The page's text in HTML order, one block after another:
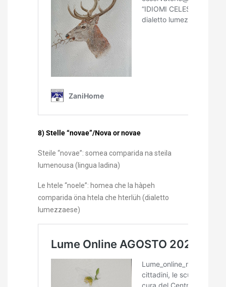
8) Stelle “novae”/Nova or novae
Steile “novae”: somea comparida na steila
lumenousa (lingua ladina)
Le htele “noele”: homea che la hàpeh
comparida öna htela che hterlüh (dialetto
lumezzaese)